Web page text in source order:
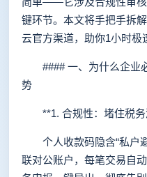
键环节。本文将手把手拆
云官方渠道，助你1小时极
#### 一、为什么企业
势
**1. 合规性：堵住税务
个人收款码隐含“私户避
联对公账户，每笔交易自